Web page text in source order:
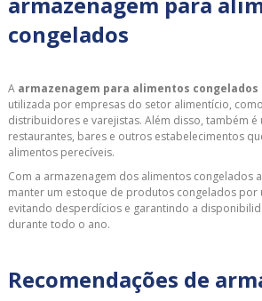
congelados
A armazenagem para alimentos congelados
utilizada por empresas do setor alimentício,
distribuidores e varejistas. Além disso, também
restaurantes, bares e outros estabelecimentos
alimentos perecíveis.
Com a armazenagem dos alimentos congelados
manter um estoque de produtos congelados
evitando desperdícios e garantindo a
durante todo o ano.
Recomendações de